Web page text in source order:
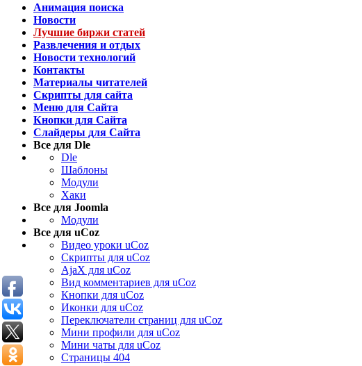
Анимация поиска
Новости
Лучшие биржи статей
Развлечения и отдых
Новости технологий
Контакты
Материалы читателей
Скрипты для сайта
Меню для Сайта
Кнопки для Сайта
Слайдеры для Сайта
Все для Dle
Dle
Шаблоны
Модули
Хаки
Все для Joomla
Модули
Все для uCoz
Видео уроки uCoz
Скрипты для uCoz
AjaX для uCoz
Вид комментариев для uCoz
Кнопки для uCoz
Иконки для uCoz
Переключатели страниц для uCoz
Мини профили для uCoz
Мини чаты для uCoz
Страницы 404